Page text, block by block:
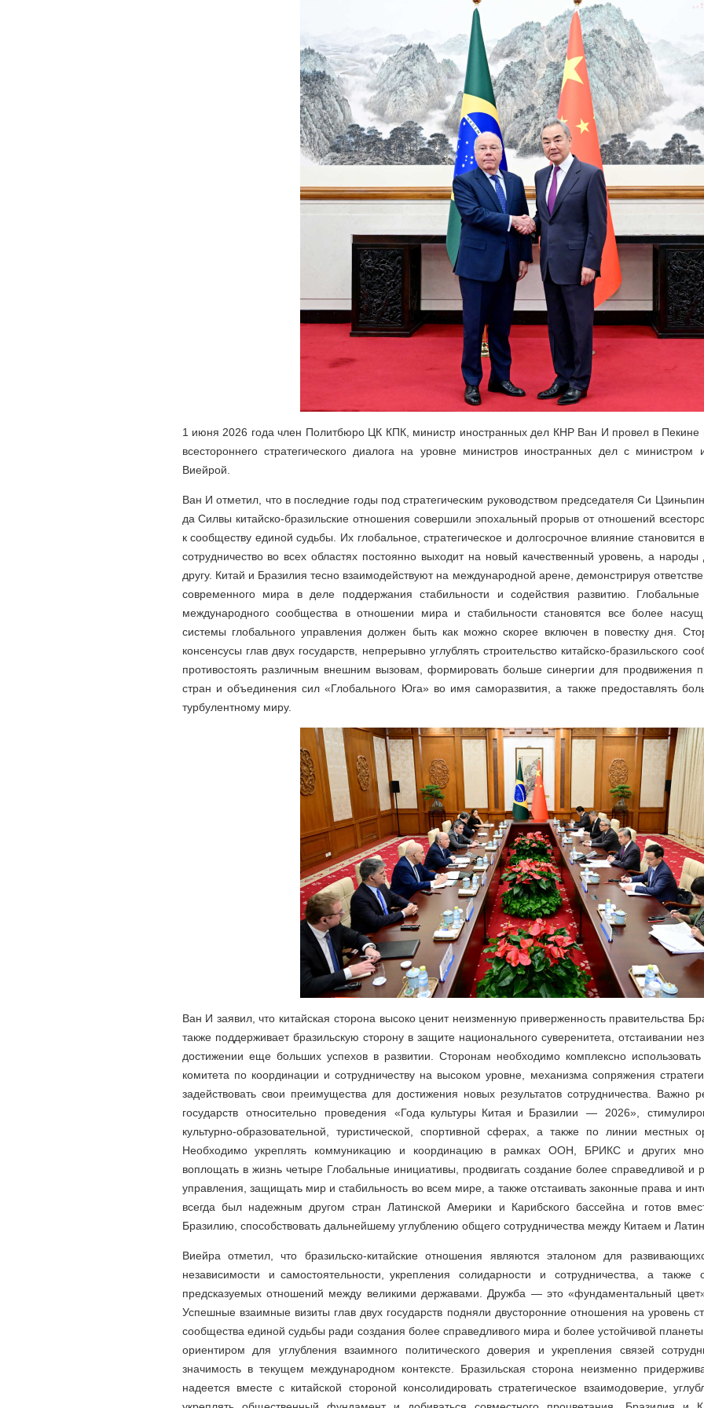
1 июня 2026 года член Политбюро ЦК КПК, министр иностранных дел КНР Ван И провел в Пекине
всестороннего стратегического диалога на уровне министров иностранных дел с
Виейрой.
Ван И отметил, что в последние годы под стратегическим руководством председателя Си
да Силвы китайско-бразильские отношения совершили эпохальный прорыв от отношений
к сообществу единой судьбы. Их глобальное, стратегическое и долгосрочное влияние
сотрудничество во всех областях постоянно выходит на новый качественный уровень, а народы
другу. Китай и Бразилия тесно взаимодействуют на международной арене, демонстрируя
современного мира в деле поддержания стабильности и содействия развитию.
международного сообщества в отношении мира и стабильности становятся все более
системы глобального управления должен быть как можно скорее включен в повестку дня.
консенсусы глав двух государств, непрерывно углублять строительство китайско-бразильского
противостоять различным внешним вызовам, формировать больше синергии для продвижения
стран и объединения сил «Глобального Юга» во имя саморазвития, а также предоставлять
турбулентному миру.
Ван И заявил, что китайская сторона высоко ценит неизменную приверженность правительства
также поддерживает бразильскую сторону в защите национального суверенитета, отстаивании
достижении еще больших успехов в развитии. Сторонам необходимо комплексно использовать
комитета по координации и сотрудничеству на высоком уровне, механизма сопряжения
задействовать свои преимущества для достижения новых результатов сотрудничества. Важно
государств относительно проведения «Года культуры Китая и Бразилии — 2026»,
культурно-образовательной, туристической, спортивной сферах, а также по линии
Необходимо укреплять коммуникацию и координацию в рамках ООН, БРИКС и других
воплощать в жизнь четыре Глобальные инициативы, продвигать создание более справедливой и
управления, защищать мир и стабильность во всем мире, а также отстаивать законные права и
всегда был надежным другом стран Латинской Америки и Карибского бассейна и готов
Бразилию, способствовать дальнейшему углублению общего сотрудничества между Китаем и
Виейра отметил, что бразильско-китайские отношения являются эталоном для
независимости и самостоятельности, укрепления солидарности и сотрудничества, а
предсказуемых отношений между великими державами. Дружба — это «фундаментальный цвет»
Успешные взаимные визиты глав двух государств подняли двусторонние отношения на уровень
сообщества единой судьбы ради создания более справедливого мира и более устойчивой
ориентиром для углубления взаимного политического доверия и укрепления связей
значимость в текущем международном контексте. Бразильская сторона неизменно
надеется вместе с китайской стороной консолидировать стратегическое взаимодоверие,